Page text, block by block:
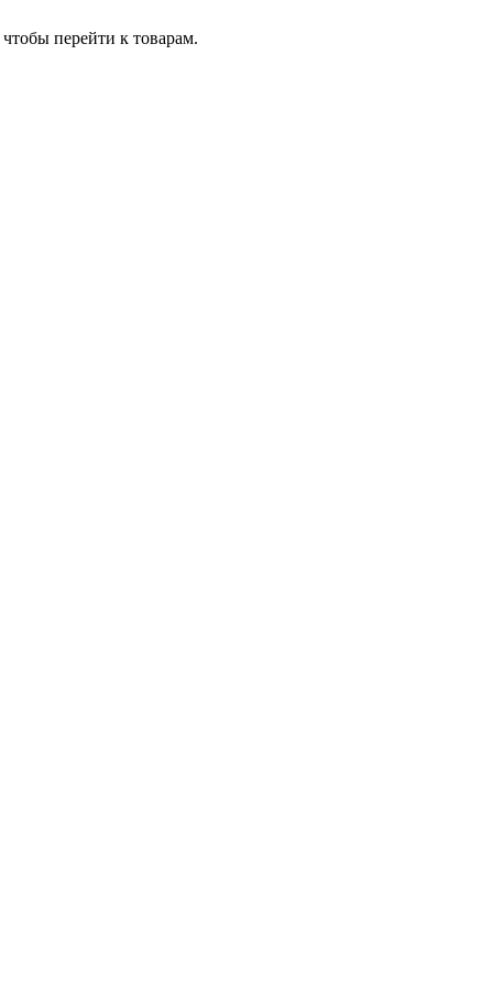
перейти к товарам.